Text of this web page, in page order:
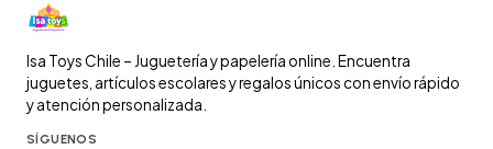
Isa Toys Chile – Juguetería y papelería online. Encuentra
juguetes, artículos escolares y regalos únicos con envío rápido
y atención personalizada.
SÍGUENOS